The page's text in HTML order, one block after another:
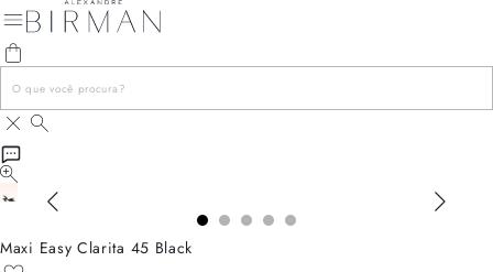
Maxi Easy Clarita 45 Black